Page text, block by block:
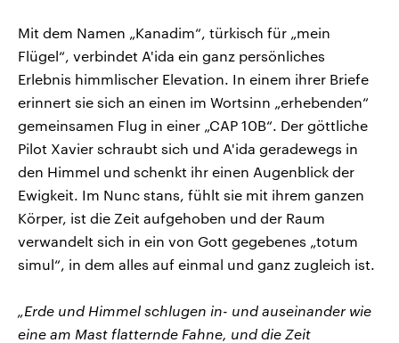
Mit dem Namen „Kanadim“, türkisch für „mein
Flügel“, verbindet A'ida ein ganz persönliches
Erlebnis himmlischer Elevation. In einem ihrer Briefe
erinnert sie sich an einen im Wortsinn „erhebenden“
gemeinsamen Flug in einer „CAP 10B“. Der göttliche
Pilot Xavier schraubt sich und A'ida geradewegs in
den Himmel und schenkt ihr einen Augenblick der
Ewigkeit. Im Nunc stans, fühlt sie mit ihrem ganzen
Körper, ist die Zeit aufgehoben und der Raum
verwandelt sich in ein von Gott gegebenes „totum
simul“, in dem alles auf einmal und ganz zugleich ist.
„Erde und Himmel schlugen in- und auseinander wie
eine am Mast flatternde Fahne, und die Zeit